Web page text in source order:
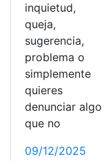
inquietud,
queja,
sugerencia,
problema o
simplemente
quieres
denunciar algo
que no
09/12/2025